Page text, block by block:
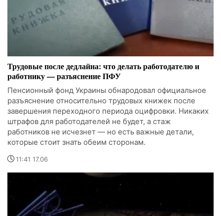
Трудовые после дедлайна: что делать работодателю и
работнику — разъяснение ПФУ
Пенсионный фонд Украины обнародовал официальное
разъяснение относительно трудовых книжек после
завершения переходного периода оцифровки. Никаких
штрафов для работодателей не будет, а стаж
работников не исчезнет — но есть важные детали,
которые стоит знать обеим сторонам.
11:41 17.06